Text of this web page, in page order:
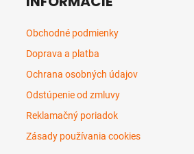
Obchodné podmienky
Doprava a platba
Ochrana osobných údajov
Odstúpenie od zmluvy
Reklamačný poriadok
Zásady používania cookies